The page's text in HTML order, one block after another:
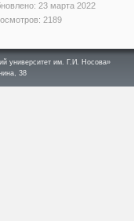
23 марта 2022
2189
университет им. Г.И. Носова»
38